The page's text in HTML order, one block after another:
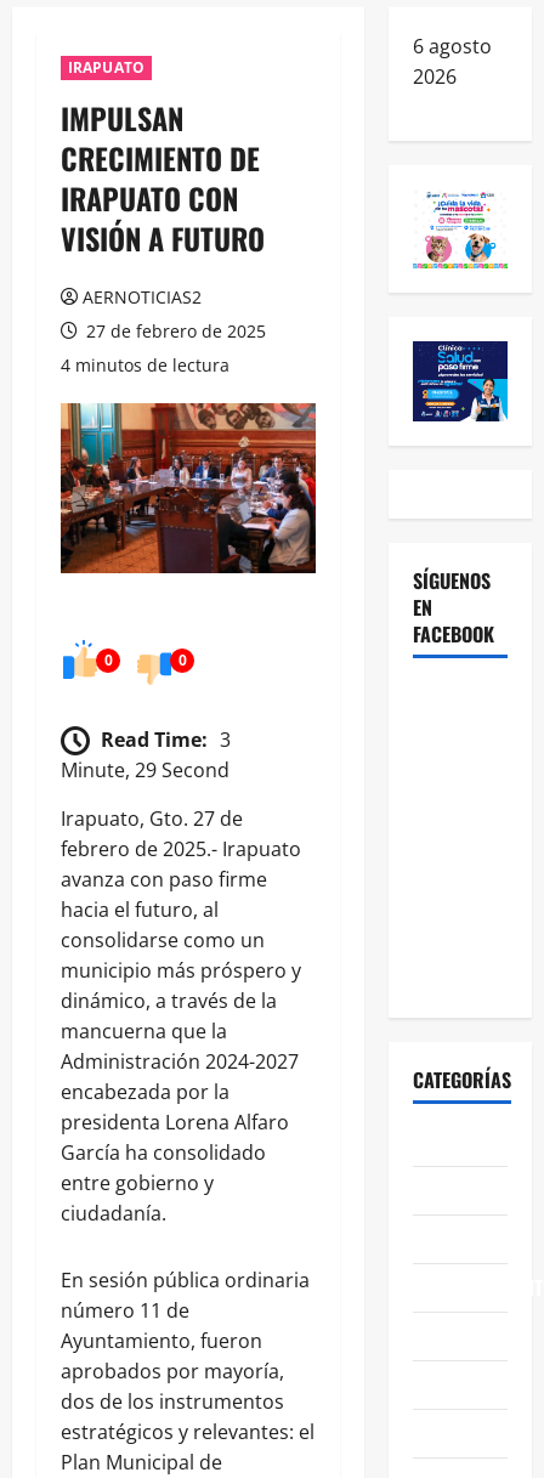
IRAPUATO
IMPULSAN
CRECIMIENTO DE
IRAPUATO CON
VISIÓN A FUTURO
AERNOTICIAS2
27 de febrero de 2025
4 minutos de lectura
0 0
Read Time: 3
Minute, 29 Second
Irapuato, Gto. 27 de
febrero de 2025.- Irapuato
avanza con paso firme
hacia el futuro, al
consolidarse como un
municipio más próspero y
dinámico, a través de la
mancuerna que la
Administración 2024-2027
encabezada por la
presidenta Lorena Alfaro
García ha consolidado
entre gobierno y
ciudadanía.
En sesión pública ordinaria
número 11 de
Ayuntamiento, fueron
aprobados por mayoría,
dos de los instrumentos
estratégicos y relevantes: el
Plan Municipal de
6 agosto
2026
SÍGUENOS
EN
FACEBOOK
CATEGORÍAS